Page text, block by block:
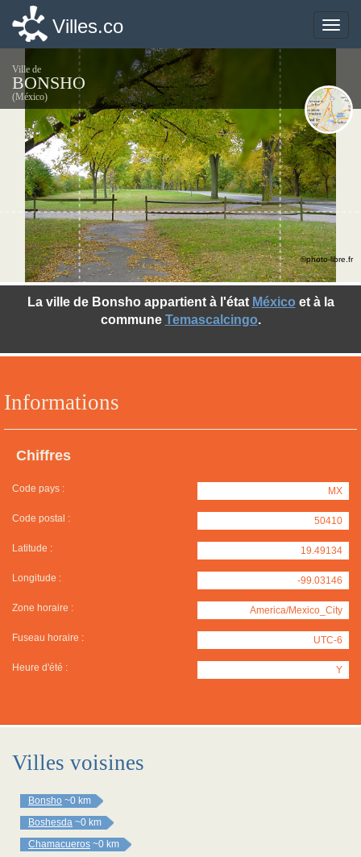
Toggle
Villes.co
Ville de
BONSHO
(México)
Informations
Chiffres
Code pays : MX
Code postal : 50410
Latitude : 19.49134
Longitude : -99.03146
Zone horaire : America/Mexico_City
Fuseau horaire : UTC-6
Heure d'été : Y
La ville de Bonsho appartient à l'état México et à la
commune Temascalcingo.
©photo-libre.fr
Villes voisines
Bonsho ~0 km
Boshesda ~0 km
Chamacueros ~0 km
Toggle
Villes.co